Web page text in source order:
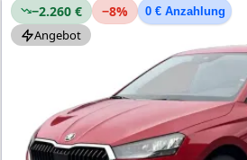
−2.260 € −8% 0 € Anzahlung
Angebot